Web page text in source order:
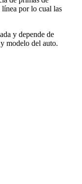
línea por lo cual las
y depende de
modelo del auto.